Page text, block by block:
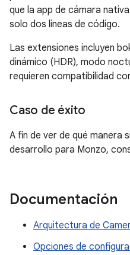
que la app de cámara
solo dos líneas de código.
Las extensiones incluyen
dinámico (HDR), modo
requieren compatibilidad
Caso de éxito
A fin de ver de qué manera
desarrollo para Monzo,
Documentación
Arquitectura de
Opciones de